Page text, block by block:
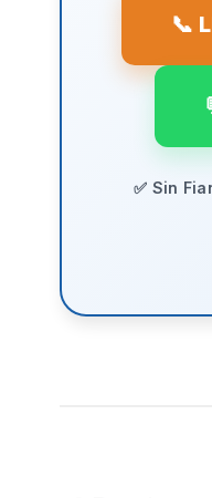
📞
✅ Sin